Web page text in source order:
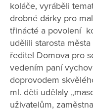
koláče, vyráběli
drobné dárky pro
třinácté a povolení
udělili starosta
ředitel Domova pro
vedením paní
doprovodem
ml. děti udělaly
uživatelům,